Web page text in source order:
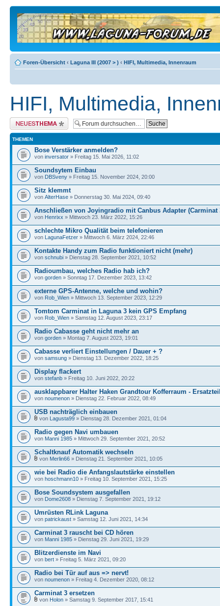
Foren-Übersicht ‹ Laguna III (2007 > ) ‹ HIFI, Multimedia, Innenraum
HIFI, Multimedia,
Neues Thema erstellen
THEMEN
Bose Verstärker anmelden?
von inversator » Freitag 15. Mai 2026, 11:02
Soundsytem Einbau
von DBSveny » Freitag 15. November 2024, 20:00
Sitz klemmt
von AlterHase » Donnerstag 30. Mai 2024, 09:40
Anschließen von Joyingradio mit Canbus Adapter (Carminat
von Henrixx » Mittwoch 23. März 2022, 15:26
schlechte Mikro Qualität beim telefonieren
von LagunaFetzer » Mittwoch 6. März 2024, 22:46
Kontakte Handy zum Radio funktioniert nicht (mehr)
von schnubi » Dienstag 28. September 2021, 10:52
Radioumbau, welches Radio hab ich?
von gorden » Sonntag 17. Dezember 2023, 13:42
externe GPS-Antenne, welche und wohin?
von Rob_Wien » Mittwoch 13. September 2023, 12:29
Tomtom Carminat in Laguna 3 kein GPS Empfang
von Rob_Wien » Samstag 12. August 2023, 23:17
Radio Cabasse geht nicht mehr an
von gorden » Montag 7. August 2023, 19:01
Cabasse verliert Einstellungen / Dauer + ?
von samsung » Dienstag 13. Dezember 2022, 18:25
Display flackert
von stefanb » Freitag 10. Juni 2022, 20:22
ausklappbarer Halter Haken Grandtour Kofferraum -
von noumenon » Dienstag 22. Februar 2022, 08:49
USB nachträglich einbauen
von Lagusta99 » Dienstag 28. Dezember 2021, 01:04
Radio gegen Navi umbauen
von Manni 1985 » Mittwoch 29. September 2021, 20:52
Schaltknauf Automatik wechseln
von Merlin66 » Dienstag 21. September 2021, 10:05
wie bei Radio die Anfangslautstärke einstellen
von hoschmann10 » Freitag 10. September 2021, 15:25
Bose Soundsystem ausgefallen
von Dome2608 » Dienstag 7. September 2021, 19:12
Umrüsten RLink Laguna
von patrickaust » Samstag 12. Juni 2021, 14:34
Carminat 3 rauscht bei CD hören
von Manni 1985 » Dienstag 29. Juni 2021, 19:29
Blitzerdienste im Navi
von bert » Freitag 5. März 2021, 09:20
Radio bei Tür auf aus => nervt!
von noumenon » Freitag 4. Dezember 2020, 08:12
Carminat 3 ersetzen
von Holon » Samstag 9. September 2017, 15:41